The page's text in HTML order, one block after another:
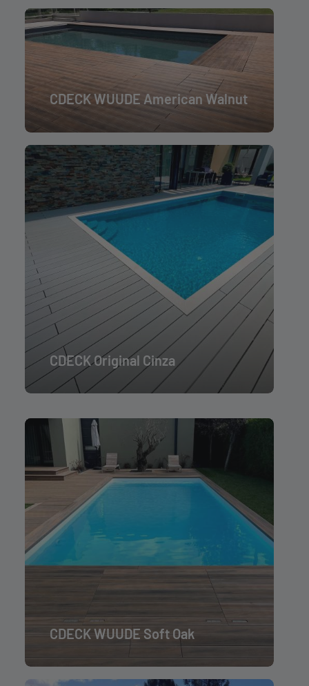
CDECK WUUDE American Walnut
CDECK Original Cinza
CDECK WUUDE Soft Oak